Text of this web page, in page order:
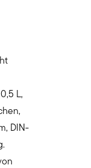
L,
DIN-